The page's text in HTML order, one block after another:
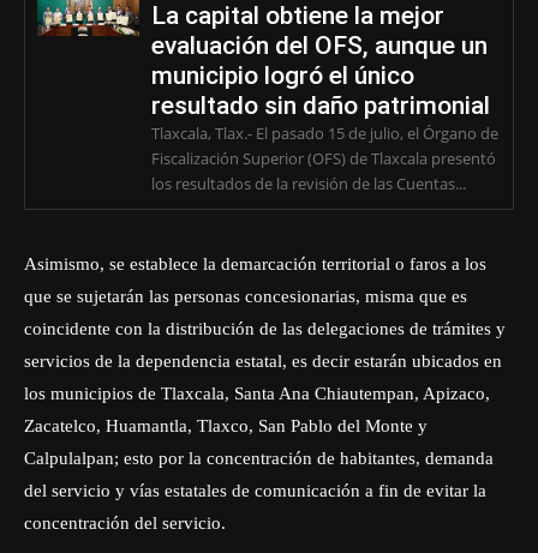
La capital obtiene la mejor
evaluación del OFS, aunque un
municipio logró el único
resultado sin daño patrimonial
Tlaxcala, Tlax.- El pasado 15 de julio, el Órgano de
Fiscalización Superior (OFS) de Tlaxcala presentó
los resultados de la revisión de las Cuentas...
Asimismo, se establece la demarcación territorial o faros a los
que se sujetarán las personas concesionarias, misma que es
coincidente con la distribución de las delegaciones de trámites y
servicios de la dependencia estatal, es decir estarán ubicados en
los municipios de Tlaxcala, Santa Ana Chiautempan, Apizaco,
Zacatelco, Huamantla, Tlaxco, San Pablo del Monte y
Calpulalpan; esto por la concentración de habitantes, demanda
del servicio y vías estatales de comunicación a fin de evitar la
concentración del servicio.